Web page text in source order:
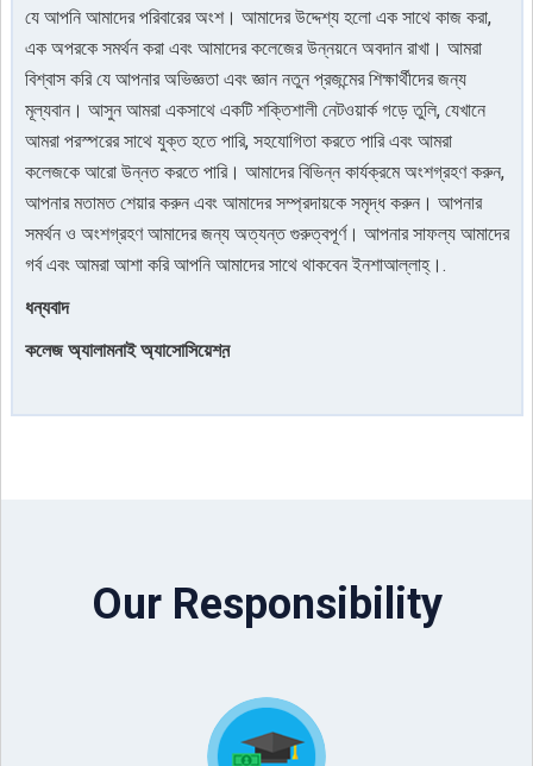
যে আপনি আমাদের পরিবারের অংশ। আমাদের উদ্দেশ্য হলো এক সাথে কাজ করা,
এক অপরকে সমর্থন করা এবং আমাদের কলেজের উন্নয়নে অবদান রাখা। আমরা
বিশ্বাস করি যে আপনার অভিজ্ঞতা এবং জ্ঞান নতুন প্রজন্মের শিক্ষার্থীদের জন্য
মূল্যবান। আসুন আমরা একসাথে একটি শক্তিশালী নেটওয়ার্ক গড়ে তুলি, যেখানে
আমরা পরস্পরের সাথে যুক্ত হতে পারি, সহযোগিতা করতে পারি এবং আমরা
কলেজকে আরো উন্নত করতে পারি। আমাদের বিভিন্ন কার্যক্রমে অংশগ্রহণ করুন,
আপনার মতামত শেয়ার করুন এবং আমাদের সম্প্রদায়কে সমৃদ্ধ করুন। আপনার
সমর্থন ও অংশগ্রহণ আমাদের জন্য অত্যন্ত গুরুত্বপূর্ণ। আপনার সাফল্য আমাদের
গর্ব এবং আমরা আশা করি আপনি আমাদের সাথে থাকবেন ইনশাআল্লাহ্।.
ধন্যবাদ
কলেজ অ্যালামনাই অ্যাসোসিয়েশন়
Our Responsibility